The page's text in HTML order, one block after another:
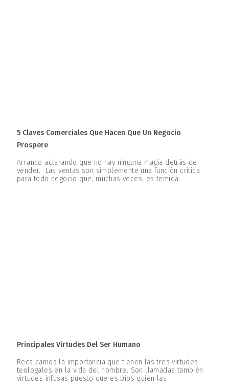
5 Claves Comerciales Que Hacen Que Un Negocio
Prospere
Arranco aclarando que no hay ninguna magia detrás de
vender. Las ventas son simplemente una función crítica
para todo negocio que, muchas veces, es temida
Principales Virtudes Del Ser Humano
Recalcamos la importancia que tienen las tres virtudes
teologales en la vida del hombre. Son llamadas también
virtudes infusas puesto que es Dios quien las